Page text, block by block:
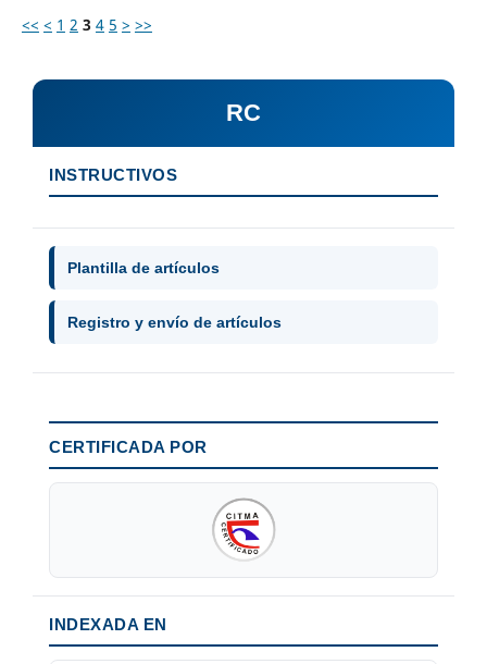
<< < 1 2 3 4 5 > >>
RC
INSTRUCTIVOS
Plantilla de artículos
Registro y envío de artículos
CERTIFICADA POR
INDEXADA EN